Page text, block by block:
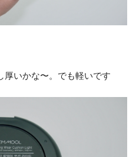
厚いかな〜。でも軽いです